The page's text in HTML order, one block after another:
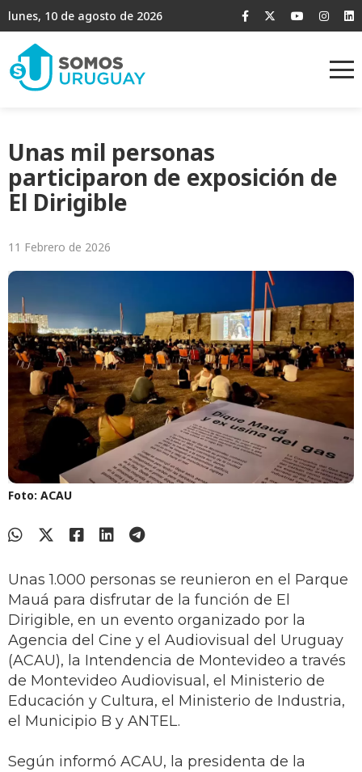
lunes, 10 de agosto de 2026
Unas mil personas
participaron de exposición de
El Dirigible
11 Febrero de 2026
Foto: ACAU
Unas 1.000 personas se reunieron en el Parque
Mauá para disfrutar de la función de El
Dirigible, en un evento organizado por la
Agencia del Cine y el Audiovisual del Uruguay
(ACAU), la Intendencia de Montevideo a través
de Montevideo Audiovisual, el Ministerio de
Educación y Cultura, el Ministerio de Industria,
el Municipio B y ANTEL.
Según informó ACAU, la presidenta de la